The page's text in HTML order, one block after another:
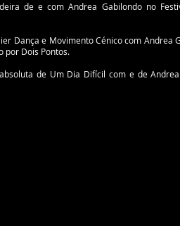
de e com Andrea Gabilondo no
Dança e Movimento Cénico com
por Dois Pontos.
de Um Dia Difícil com e de